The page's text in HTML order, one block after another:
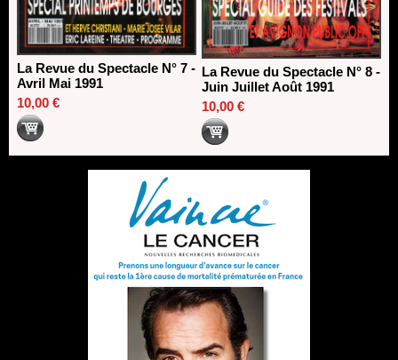
La Revue du Spectacle N° 7 -
Avril Mai 1991
10,00 €
La Revue du Spectacle N° 8 -
Juin Juillet Août 1991
10,00 €